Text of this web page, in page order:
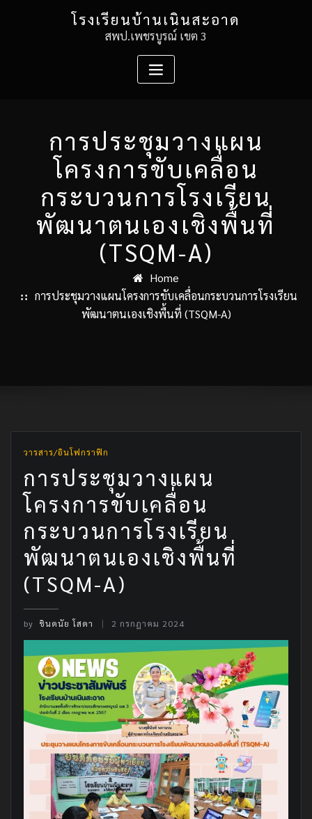
โรงเรียนบ้านเนินสะอาด
สพป.เพชรบูรณ์ เขต 3
การประชุมวางแผน
โครงการขับเคลื่อน
กระบวนการโรงเรียน
พัฒนาตนเองเชิงพื้นที่
(TSQM-A)
Home
การประชุมวางแผนโครงการขับเคลื่อนกระบวนการโรงเรียน
พัฒนาตนเองเชิงพื้นที่ (TSQM-A)
วารสาร/อินโฟกราฟิก
การประชุมวางแผน
โครงการขับเคลื่อน
กระบวนการโรงเรียน
พัฒนาตนเองเชิงพื้นที่
(TSQM-A)
by ชินดนัย โสดา 2 กรกฎาคม 2024